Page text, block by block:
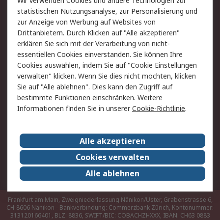
Hilfe
Rechtliches
AGB
Datenschutz
Cookie-Richtlinie
Zahlungsbedingungen
Copyright/Impressum
Über RS
Karriere bei RS
Nachhaltigkeit
Qualität/Umwelt/ZertifikatePresse-Center
Event-Center
Frankfurt am Main, Zweigniederlassung Nänikon/Uster, Grabenstrasse 6,
CH-8606 Nänikon - Bankverbindung: Commerzbank Zürich, Kontonummer:
313120166401, BLZ: 8836, SWIFT/BIC: COBACHZHXXX, IBAN: CH63 0883
statistischen Nutzungsanalyse, zur Personalisierung und
zur Anzeige von Werbung auf Websites von
Drittanbietern. Durch Klicken auf "Alle akzeptieren"
erklären Sie sich mit der Verarbeitung von nicht-
essentiellen Cookies einverstanden. Sie können Ihre
Cookies auswählen, indem Sie auf "Cookie Einstellungen
verwalten" klicken. Wenn Sie dies nicht möchten, klicken
Sie auf "Alle ablehnen". Dies kann den Zugriff auf
bestimmte Funktionen einschränken. Weitere
Informationen finden Sie in unsererCookie-Richtlinie.
Alle akzeptieren
Cookies verwalten
Alle ablehnen